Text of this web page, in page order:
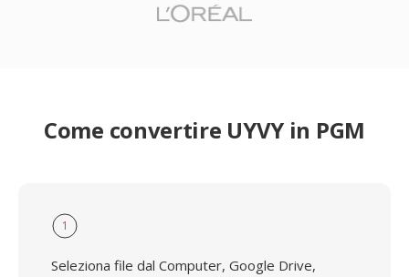
Come convertire UYVY in PGM
1
Seleziona file dal Computer, Google Drive,